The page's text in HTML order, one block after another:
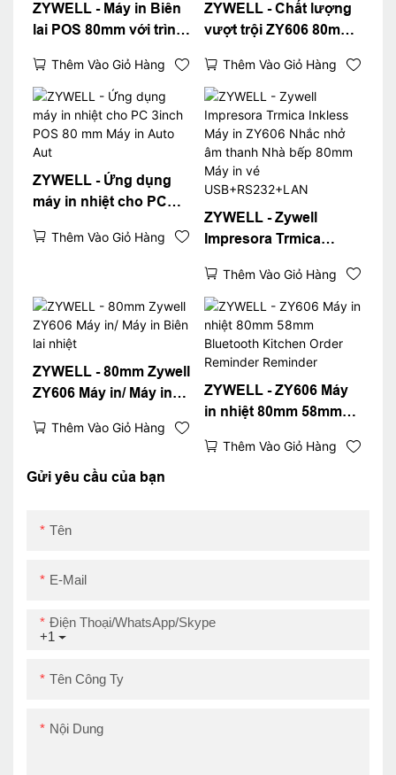
ZYWELL - Máy in Biên
lai POS 80mm với trình
màu đen ZY606
Thêm Vào Giỏ Hàng
ZYWELL - Chất lượng
vượt trội ZY606 80mm
hóa đơn In Inprint
Thêm Vào Giỏ Hàng
ZYWELL - Ứng dụng
máy in nhiệt cho PC
in Auto Aut
Thêm Vào Giỏ Hàng
ZYWELL - Zywell
Impresora Trmica
Nhắc nhở âm thanh
Nhà bếp 80mm Máy in
vé USB+RS232+LAN
Thêm Vào Giỏ Hàng
ZYWELL - 80mm Zywell
ZY606 Máy in/ Máy in
Thêm Vào Giỏ Hàng
ZYWELL - ZY606 Máy
in nhiệt 80mm 58mm
Order Reminder
Thêm Vào Giỏ Hàng
Gửi yêu cầu của bạn
Tên
E-Mail
+1
Điện Thoại/WhatsApp/Skype
Tên Công Ty
Nội Dung